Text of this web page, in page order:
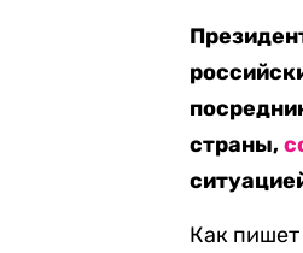
страны,
Как пишет